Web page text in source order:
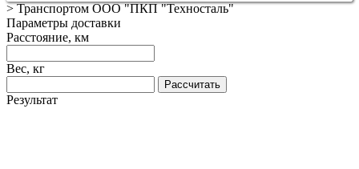
>Транспортом ООО "ПКП "Техносталь"
Параметры доставки
Расстояние, км
Вес, кг
Рассчитать
Результат